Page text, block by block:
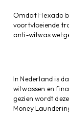
Omdat Flexado
voortvloeiende
anti-witwas
In Nederland is
witwassen en
gezien wordt
Money